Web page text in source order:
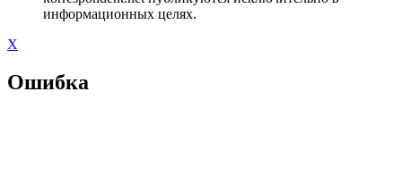
информационных целях.
X
Ошибка